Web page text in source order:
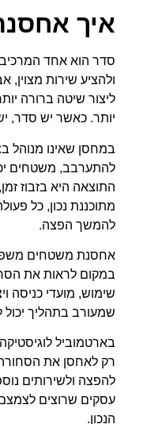
איך
סדר הוא אחד
ולהציע שירות
ליצור שיטה ברורה
יותר. כאשר יש סדר,
במחסן שאינו מנוהל
להתערבב, משטחים
התוצאה היא בזבוז
מתוכננת נכון, כל
להמשך הפצה.
אחסנת משטחים
במקום לראות את
שימוש, מועדי כניסה
שמעורב בתהליך יכול
בארטמוביל
רק לאחסן את
להפצה ולשירותים
עסקים שרוצים
הנכון.